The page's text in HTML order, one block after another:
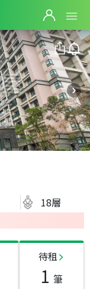
18層
待租
1 筆